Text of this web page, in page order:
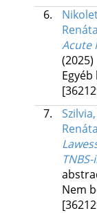
6.
Acute
(2025)
7.
Nem